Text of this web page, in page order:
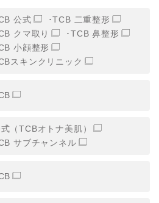
アライアンス
報
範囲
目的
公式
TCB 二重整形
クマ取り
TCB 鼻整形
小顔整形
スキンクリニック
（TCBオトナ美肌）
サブチャンネル